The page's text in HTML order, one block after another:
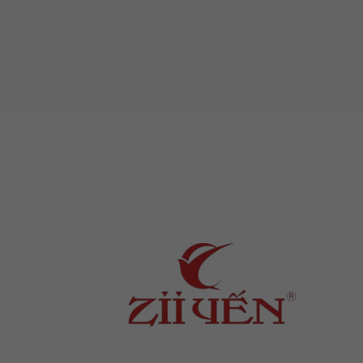
ngay lúc khỏe có lợi hơn nhiều.
→ Tuy nhiên các bạn nên tìm hiểu
chất lượng. Vì vậy, để mua được tổ
kiến thức phân biệt tổ yến chất